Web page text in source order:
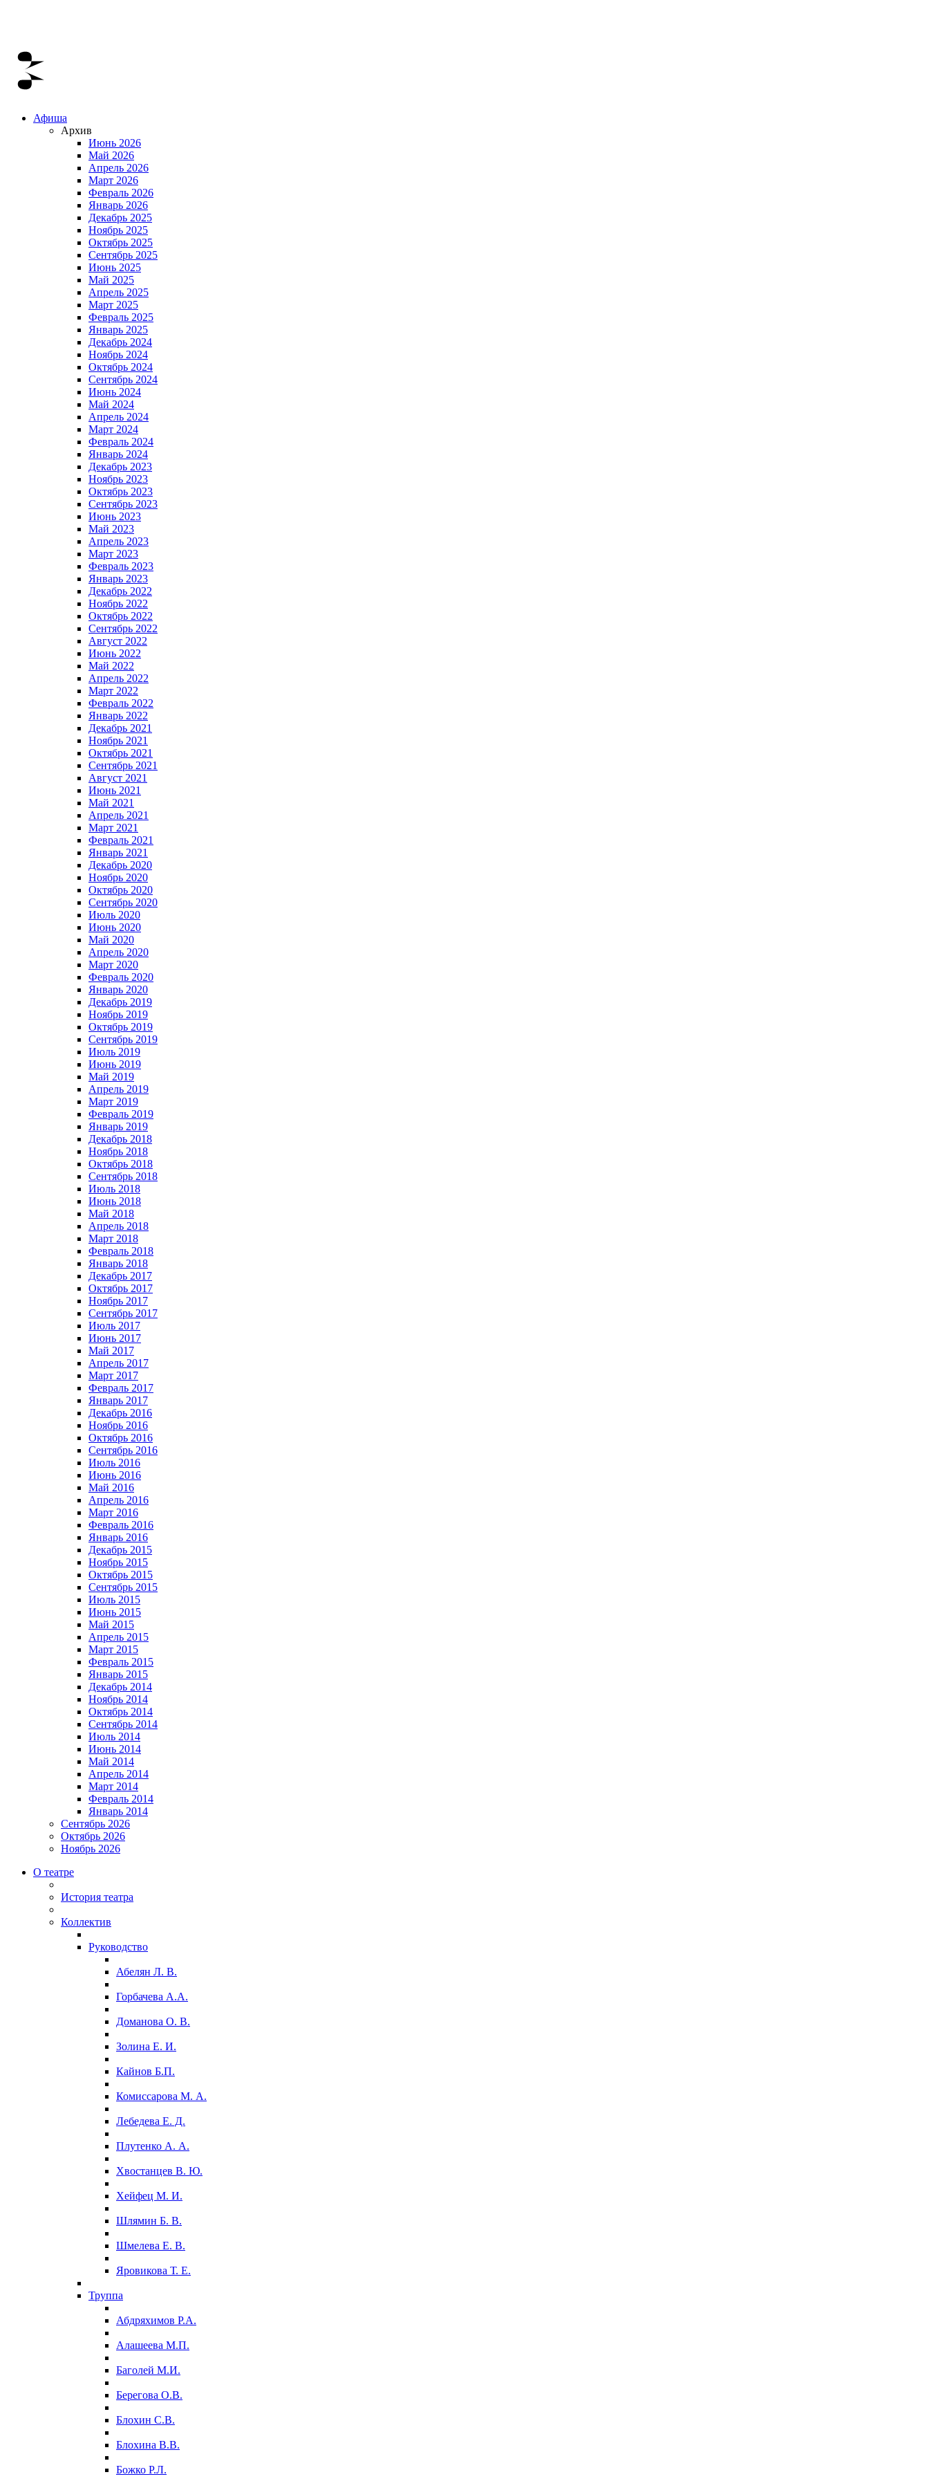
Афиша
Архив
Июнь 2026
Май 2026
Апрель 2026
Март 2026
Февраль 2026
Январь 2026
Декабрь 2025
Ноябрь 2025
Октябрь 2025
Сентябрь 2025
Июнь 2025
Май 2025
Апрель 2025
Март 2025
Февраль 2025
Январь 2025
Декабрь 2024
Ноябрь 2024
Октябрь 2024
Сентябрь 2024
Июнь 2024
Май 2024
Апрель 2024
Март 2024
Февраль 2024
Январь 2024
Декабрь 2023
Ноябрь 2023
Октябрь 2023
Сентябрь 2023
Июнь 2023
Май 2023
Апрель 2023
Март 2023
Февраль 2023
Январь 2023
Декабрь 2022
Ноябрь 2022
Октябрь 2022
Сентябрь 2022
Август 2022
Июнь 2022
Май 2022
Апрель 2022
Март 2022
Февраль 2022
Январь 2022
Декабрь 2021
Ноябрь 2021
Октябрь 2021
Сентябрь 2021
Август 2021
Июнь 2021
Май 2021
Апрель 2021
Март 2021
Февраль 2021
Январь 2021
Декабрь 2020
Ноябрь 2020
Октябрь 2020
Сентябрь 2020
Июль 2020
Июнь 2020
Май 2020
Апрель 2020
Март 2020
Февраль 2020
Январь 2020
Декабрь 2019
Ноябрь 2019
Октябрь 2019
Сентябрь 2019
Июль 2019
Июнь 2019
Май 2019
Апрель 2019
Март 2019
Февраль 2019
Январь 2019
Декабрь 2018
Ноябрь 2018
Октябрь 2018
Сентябрь 2018
Июль 2018
Июнь 2018
Май 2018
Апрель 2018
Март 2018
Февраль 2018
Январь 2018
Декабрь 2017
Октябрь 2017
Ноябрь 2017
Сентябрь 2017
Июль 2017
Июнь 2017
Май 2017
Апрель 2017
Март 2017
Февраль 2017
Январь 2017
Декабрь 2016
Ноябрь 2016
Октябрь 2016
Сентябрь 2016
Июль 2016
Июнь 2016
Май 2016
Апрель 2016
Март 2016
Февраль 2016
Январь 2016
Декабрь 2015
Ноябрь 2015
Октябрь 2015
Сентябрь 2015
Июль 2015
Июнь 2015
Май 2015
Апрель 2015
Март 2015
Февраль 2015
Январь 2015
Декабрь 2014
Ноябрь 2014
Октябрь 2014
Сентябрь 2014
Июль 2014
Июнь 2014
Май 2014
Апрель 2014
Март 2014
Февраль 2014
Январь 2014
Сентябрь 2026
Октябрь 2026
Ноябрь 2026
О театре
История театра
Коллектив
Руководство
Абелян Л. В.
Горбачева А.А.
Доманова О. В.
Золина Е. И.
Кайнов Б.П.
Комиссарова М. А.
Лебедева Е. Д.
Плутенко А. А.
Хвостанцев В. Ю.
Хейфец М. И.
Шлямин Б. В.
Шмелева Е. В.
Яровикова Т. Е.
Труппа
Абдряхимов Р.А.
Алашеева М.П.
Баголей М.И.
Берегова О.В.
Блохин С.В.
Блохина В.В.
Божко Р.Л.